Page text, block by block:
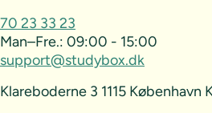
70 23 33 23
Man–Fre.: 09:00 - 15:00
support@studybox.dk
Klareboderne 3 1115 København